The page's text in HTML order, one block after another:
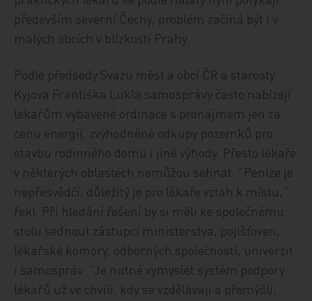
především severní Čechy, problém začíná být i v
malých obcích v blízkosti Prahy.
Podle předsedy Svazu měst a obcí ČR a starosty
Kyjova Františka Lukla samosprávy často nabízejí
lékařům vybavené ordinace s pronájmem jen za
cenu energií, zvýhodněné odkupy pozemků pro
stavbu rodinného domu i jiné výhody. Přesto lékaře
v některých oblastech nemůžou sehnat. "Peníze je
nepřesvědčí, důležitý je pro lékaře vztah k místu,"
řekl. Při hledání řešení by si měli ke společnému
stolu sednout zástupci ministerstva, pojišťoven,
lékařské komory, odborných společností, univerzit
i samospráv. "Je nutné vymyslet systém podpory
lékařů už ve chvíli, kdy se vzdělávají a přemýšlí,